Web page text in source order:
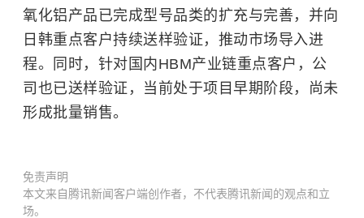
氧化铝产品已完成型号品类的扩充与完善，并向
日韩重点客户持续送样验证，推动市场导入进
程。同时，针对国内HBM产业链重点客户，公
司也已送样验证，当前处于项目早期阶段，尚未
形成批量销售。
免责声明
本文来自腾讯新闻客户端创作者，不代表腾讯新闻的观点和立
场。